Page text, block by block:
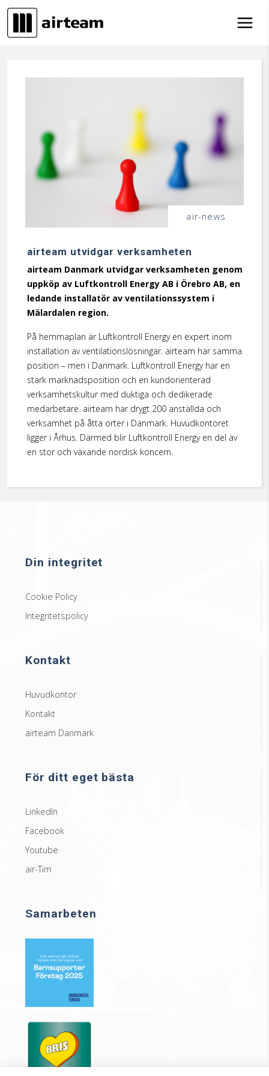
Hoppa till innehåll
air-news
airteam utvidgar verksamheten
airteam Danmark utvidgar verksamheten genom
uppköp av Luftkontroll Energy AB i Örebro AB, en
ledande installatör av ventilationssystem i
Mälardalen region.
På hemmaplan är Luftkontroll Energy en expert inom
installation av ventilationslösningar. airteam har samma
position – men i Danmark. Luftkontroll Energy har en
stark marknadsposition och en kundorienterad
verksamhetskultur med duktiga och dedikerade
medarbetare. airteam har drygt 200 anställda och
verksamhet på åtta orter i Danmark. Huvudkontoret
ligger i Århus. Därmed blir Luftkontroll Energy en del av
en stor och växande nordisk koncern.
Din integritet
Cookie Policy
Integritetspolicy
Kontakt
Huvudkontor
Kontakt
airteam Danmark
För ditt eget bästa
LinkedIn
Facebook
Youtube
air-Tim
Samarbeten